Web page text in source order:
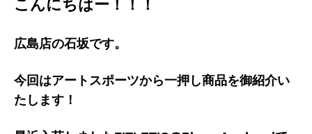
こんにちはー！！！
広島店の石坂です。
今回はアートスポーツから一押し商品を御紹介い
たします！